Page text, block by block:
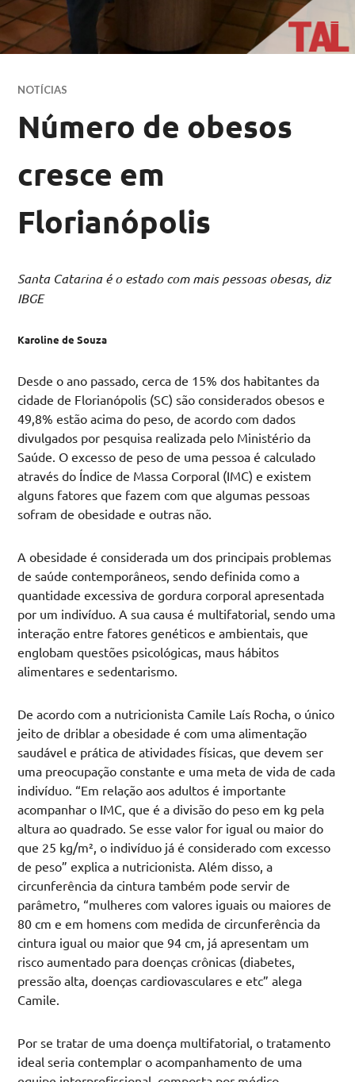
NOTÍCIAS
Número de obesos
cresce em
Florianópolis
Santa Catarina é o estado com mais pessoas obesas, diz
IBGE
Karoline de Souza
Desde o ano passado, cerca de 15% dos habitantes da
cidade de Florianópolis (SC) são considerados obesos e
49,8% estão acima do peso, de acordo com dados
divulgados por pesquisa realizada pelo Ministério da
Saúde. O excesso de peso de uma pessoa é calculado
através do Índice de Massa Corporal (IMC) e existem
alguns fatores que fazem com que algumas pessoas
sofram de obesidade e outras não.
A obesidade é considerada um dos principais problemas
de saúde contemporâneos, sendo definida como a
quantidade excessiva de gordura corporal apresentada
por um indivíduo. A sua causa é multifatorial, sendo uma
interação entre fatores genéticos e ambientais, que
englobam questões psicológicas, maus hábitos
alimentares e sedentarismo.
De acordo com a nutricionista Camile Laís Rocha, o único
jeito de driblar a obesidade é com uma alimentação
saudável e prática de atividades físicas, que devem ser
uma preocupação constante e uma meta de vida de cada
indivíduo. “Em relação aos adultos é importante
acompanhar o IMC, que é a divisão do peso em kg pela
altura ao quadrado. Se esse valor for igual ou maior do
que 25 kg/m², o indivíduo já é considerado com excesso
de peso” explica a nutricionista. Além disso, a
circunferência da cintura também pode servir de
parâmetro, “mulheres com valores iguais ou maiores de
80 cm e em homens com medida de circunferência da
cintura igual ou maior que 94 cm, já apresentam um
risco aumentado para doenças crônicas (diabetes,
pressão alta, doenças cardiovasculares e etc” alega
Camile.
Por se tratar de uma doença multifatorial, o tratamento
ideal seria contemplar o acompanhamento de uma